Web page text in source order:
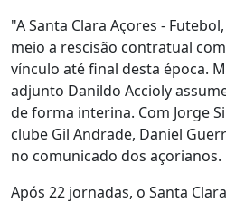
"A Santa Clara Açores -
meio a rescisão contratual
vínculo até final desta época.
adjunto Danildo Accioly
de forma interina. Com Jorge
clube Gil Andrade, Daniel
no comunicado dos açorianos.
Após 22 jornadas, o Santa